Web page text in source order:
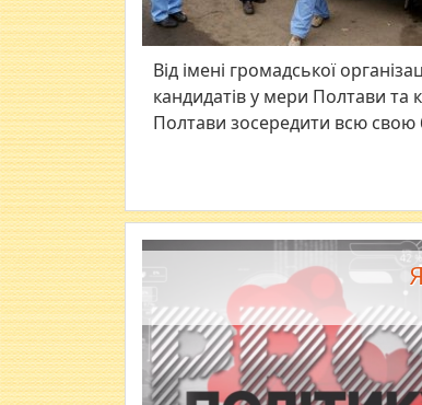
Від імені громадської
кандидатів у мери Полтави та
Полтави зосередити всю свою